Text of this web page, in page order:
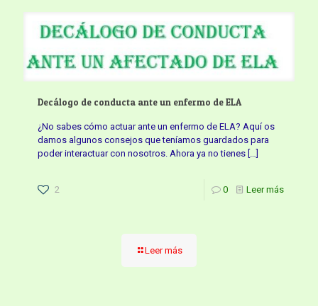
Decálogo de conducta ante un enfermo de ELA
¿No sabes cómo actuar ante un enfermo de ELA? Aquí os
damos algunos consejos que teníamos guardados para
poder interactuar con nosotros. Ahora ya no tienes […]
2 0 Leer más
Leer más